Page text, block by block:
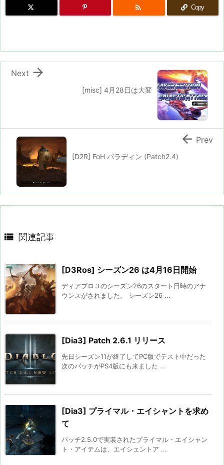
 Copy
[misc] 4月28日は大変

Next
[D2R] FoH パラディン (Patch2.4)
 Prev
 関連記事
[D3Ros] シーズン26 は4月16日開始
ディアブロ３のシーズン26のスタート日時のアナ
ウンスがされました。 シーズン26 ...
[Dia3] Patch 2.6.1 リリース
先日シーズン11が終了してPC版でテスト中だった
次のパッチがPS4版にも来ました ...
[Dia3] プライマル・エイシャントを求め
て
パッチ2.5.0で実装されたプライマル・エイシャン
ト・アイテムは、エイシェントア ...